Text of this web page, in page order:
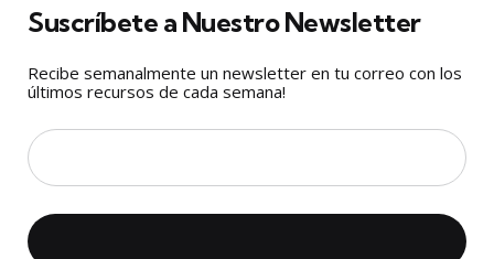
Suscríbete a Nuestro Newsletter
Recibe semanalmente un newsletter en tu correo con los
últimos recursos de cada semana!